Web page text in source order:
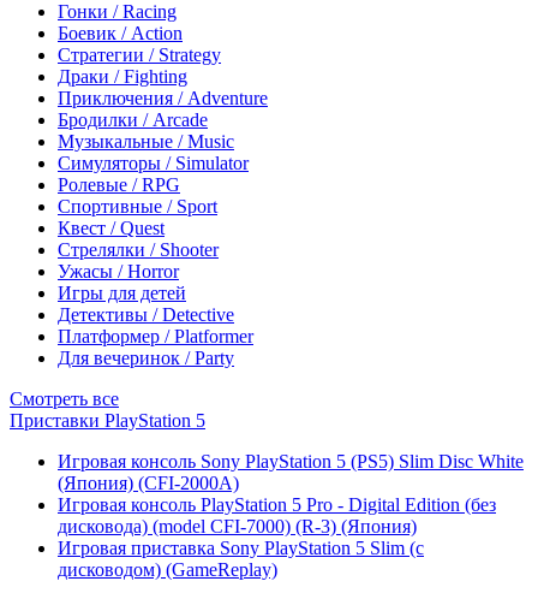
Гонки / Racing
Боевик / Action
Стратегии / Strategy
Драки / Fighting
Приключения / Adventure
Бродилки / Arcade
Музыкальные / Music
Симуляторы / Simulator
Ролевые / RPG
Спортивные / Sport
Квест / Quest
Стрелялки / Shooter
Ужасы / Horror
Игры для детей
Детективы / Detective
Платформер / Platformer
Для вечеринок / Party
Смотреть все
Приставки PlayStation 5
Игровая консоль Sony PlayStation 5 (PS5) Slim Disc White
(Япония) (CFI-2000A)
Игровая консоль PlayStation 5 Pro - Digital Edition (без
дисковода) (model CFI-7000) (R-3) (Япония)
Игровая приставка Sony PlayStation 5 Slim (с
дисководом) (GameReplay)